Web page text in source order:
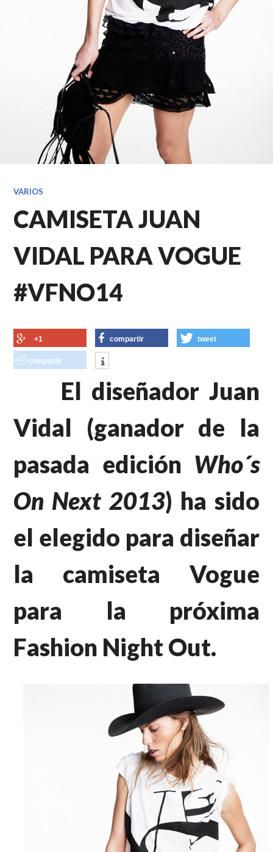
VARIOS
CAMISETA JUAN
VIDAL PARA VOGUE
#VFNO14
+1 compartir tweet
compartir
El diseñador Juan
Vidal (ganador de la
pasada edición Who´s
On Next 2013) ha sido
el elegido para diseñar
la camiseta Vogue
para la próxima
Fashion Night Out.